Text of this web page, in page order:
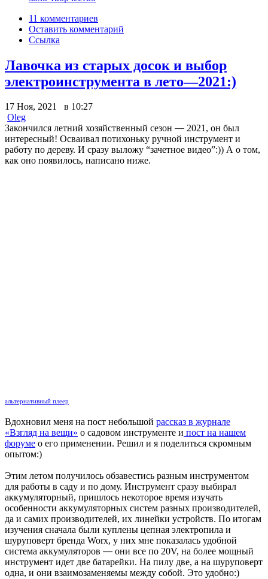
11 комментариев
Оставить комментарий
Ссылка
Лавочка из старых досок и выбор
электроинструмента в лето—2021:)
17 Ноя, 2021 в 10:27
Oleg
Закончился летний хозяйственный сезон — 2021, он был
интересный! Осваивал потихоньку ручной инструмент и
работу по дереву. И сразу выложу “зачетное видео”:)) А о том,
как оно появилось, написано ниже.
альтернативный плеер
Вдохновил меня на пост небольшой рассказ в журнале
«Взгляд на вещи» о садовом инструменте и пост на нашем
форуме о его применении. Решил и я поделиться скромным
опытом:)
Этим летом получилось обзавестись разным инструментом
для работы в саду и по дому. Инструмент сразу выбирал
аккумуляторный, пришлось некоторое время изучать
особенности аккумуляторных систем разных производителей,
да и самих производителей, их линейки устройств. По итогам
изучения сначала были куплены цепная электропила и
шуруповерт бренда Worx, у них мне показалась удобной
система аккумуляторов — они все по 20V, на более мощный
инструмент идет две батарейки. На пилу две, а на шуруповерт
одна, и они взаимозаменяемы между собой. Это удобно:)